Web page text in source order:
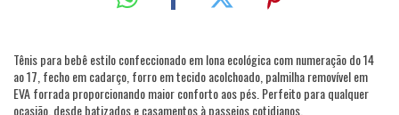
Tênis para bebê estilo confeccionado em lona ecológica com numeração do 14
ao 17, fecho em cadarço, forro em tecido acolchoado, palmilha removível em
EVA forrada proporcionando maior conforto aos pés. Perfeito para qualquer
ocasião, desde batizados e casamentos à passeios cotidianos.